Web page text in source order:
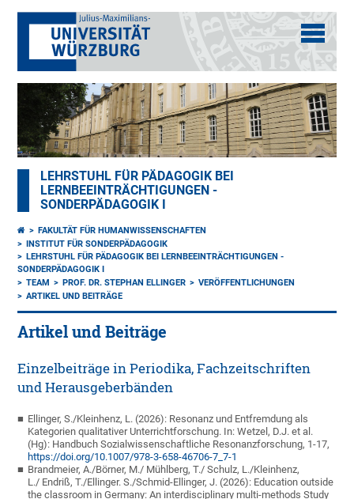
LEHRSTUHL FÜR PÄDAGOGIK BEI
LERNBEEINTRÄCHTIGUNGEN -
SONDERPÄDAGOGIK I
FAKULTÄT FÜR HUMANWISSENSCHAFTEN
INSTITUT FÜR SONDERPÄDAGOGIK
LEHRSTUHL FÜR PÄDAGOGIK BEI LERNBEEINTRÄCHTIGUNGEN -
SONDERPÄDAGOGIK I
TEAM
PROF. DR. STEPHAN ELLINGER
VERÖFFENTLICHUNGEN
ARTIKEL UND BEITRÄGE
Artikel und Beiträge
Einzelbeiträge in Periodika, Fachzeitschriften
und Herausgeberbänden
Ellinger, S./Kleinhenz, L. (2026): Resonanz und Entfremdung als
Kategorien qualitativer Unterrichtforschung. In: Wetzel, D.J. et al.
(Hg): Handbuch Sozialwissenschaftliche Resonanzforschung, 1-17,
https://doi.org/10.1007/978-3-658-46706-7_7-1
Brandmeier, A./Börner, M./ Mühlberg, T./ Schulz, L./Kleinhenz,
L./ Endriß, T./Ellinger. S./Schmid-Ellinger, J. (2026): Education outside
the classroom in Germany: An interdisciplinary multi-methods Study